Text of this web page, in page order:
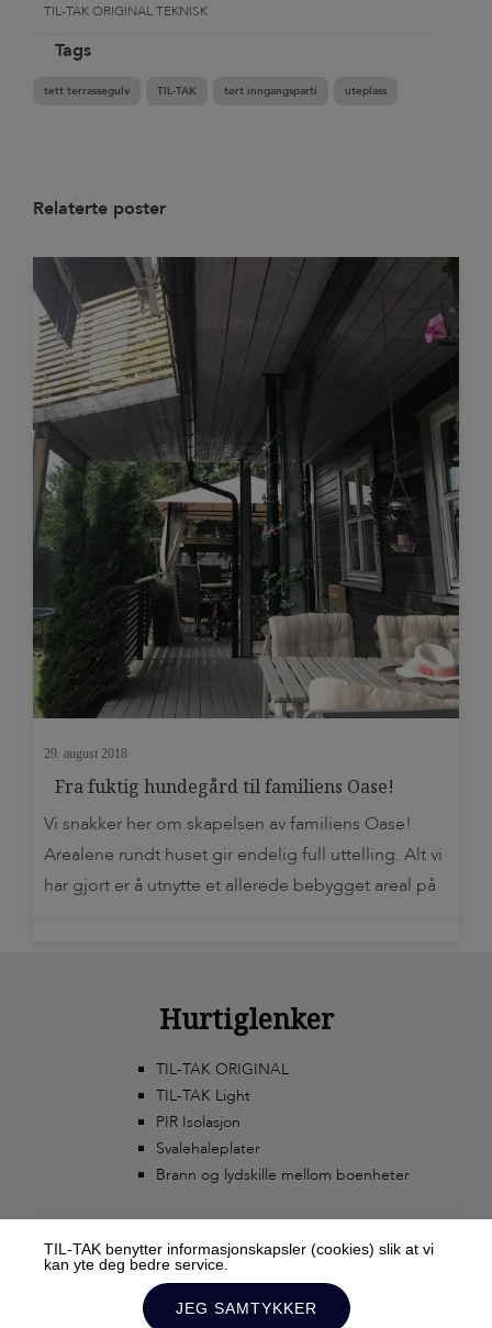
TIL-TAK ORIGINAL TEKNISK
Tags
tett terrassegulv TIL-TAK tørt inngangsparti uteplass
Relaterte poster
29. august 2018
Fra fuktig hundegård til familiens Oase!
Vi snakker her om skapelsen av familiens Oase!
Arealene rundt huset gir endelig full uttelling. Alt vi
har gjort er å utnytte et allerede bebygget areal på
Hurtiglenker
TIL-TAK ORIGINAL
TIL-TAK Light
PIR Isolasjon
Svalehaleplater
Brann og lydskille mellom boenheter
TIL-TAK benytter informasjonskapsler (cookies) slik at vi
kan yte deg bedre service.
JEG SAMTYKKER